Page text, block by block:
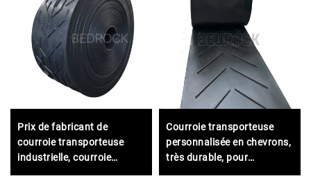
Prix de fabricant de
courroie transporteuse
industrielle, courroie
Courroie transporteuse
personnalisée en chevrons,
très durable, pour